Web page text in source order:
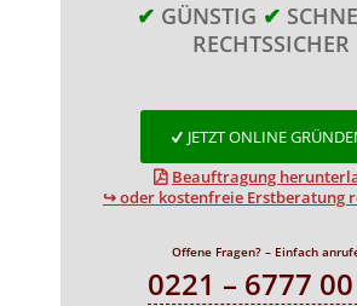
✔ GÜNSTIG ✔
RECHTSSICHER
JETZT ONLINE
Beauftragung
↪ oder kostenfreie Erstberatung
Offene Fragen? – Einfach
0221 – 6777